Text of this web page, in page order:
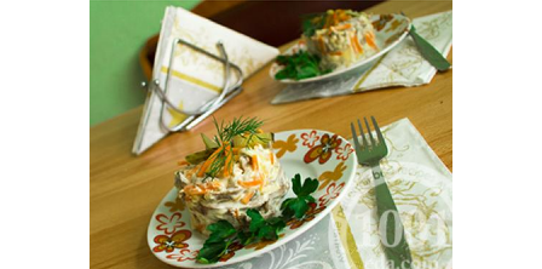
Салаты из свиного
сердца
Свиные сердца
Зеленые горошки Сердца с фасолью